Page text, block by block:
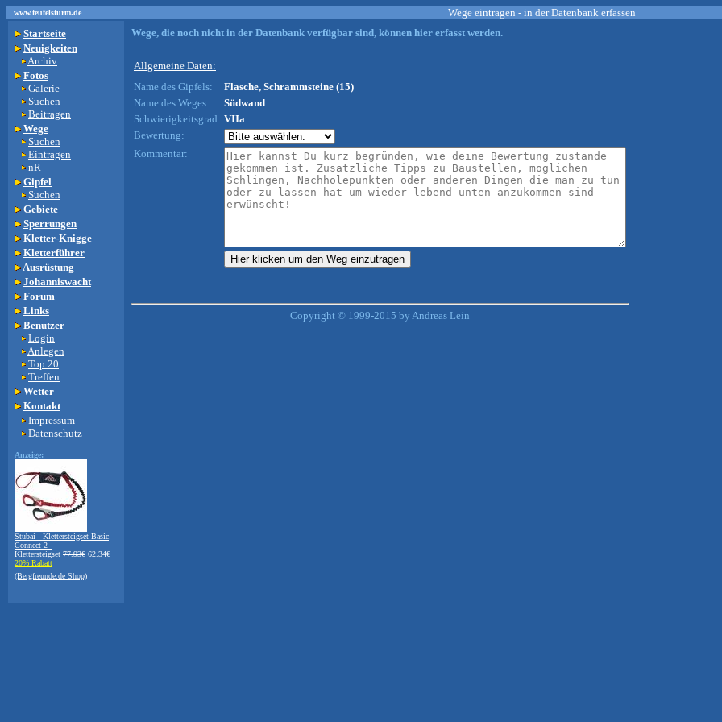
www.teufelsturm.de Wege eintragen - in der Datenbank erfassen
Startseite
Neuigkeiten
Archiv
Fotos
Galerie
Suchen
Beitragen
Wege
Suchen
Eintragen
nR
Gipfel
Suchen
Gebiete
Sperrungen
Kletter-Knigge
Kletterführer
Ausrüstung
Johanniswacht
Forum
Links
Benutzer
Login
Anlegen
Top 20
Treffen
Wetter
Kontakt
Impressum
Datenschutz
Anzeige:
Stubai - Klettersteigset Basic
Connect 2 -
Klettersteigset 77.93€ 62.34€
20% Rabatt
(Bergfreunde.de Shop)
Wege, die noch nicht in der Datenbank verfügbar sind, können hier erfasst werden.
Allgemeine Daten:
Name des Gipfels:
Flasche, Schrammsteine (15)
Name des Weges:
Südwand
Schwierigkeitsgrad: VIIa
Bewertung:
Kommentar:
Copyright © 1999-2015 by Andreas Lein